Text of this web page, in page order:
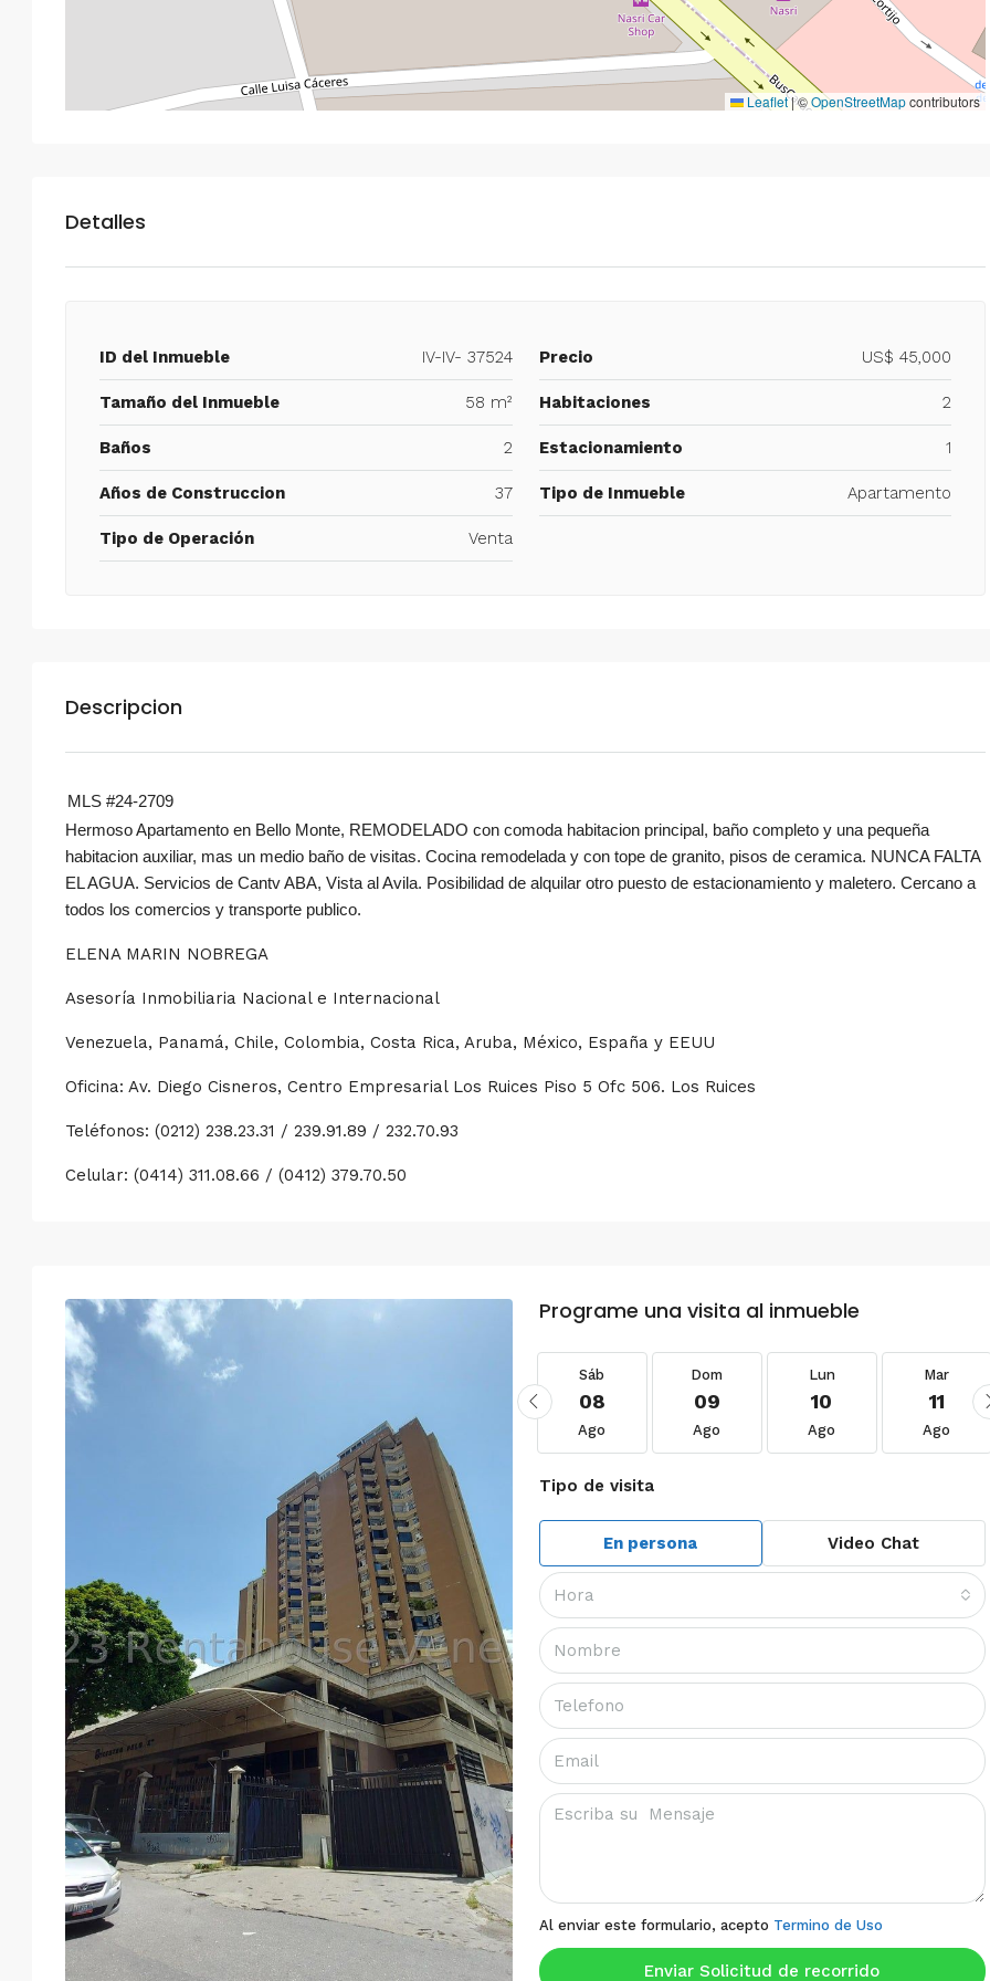
Leaflet|©OpenStreetMapcontributors
Detalles
ID del Inmueble IV-IV- 37524 Precio US$ 45,000
Tamaño del Inmueble 58 m² Habitaciones 2
Baños 2 Estacionamiento 1
Años de Construccion 37 Tipo de Inmueble Apartamento
Tipo de Operación Venta
Descripcion
MLS #24-2709
Hermoso Apartamento en Bello Monte, REMODELADO con comoda habitacion principal, baño completo y una pequeña
habitacion auxiliar, mas un medio baño de visitas. Cocina remodelada y con tope de granito, pisos de ceramica. NUNCA FALTA
EL AGUA. Servicios de Cantv ABA, Vista al Avila. Posibilidad de alquilar otro puesto de estacionamiento y maletero. Cercano a
todos los comercios y transporte publico.
ELENA MARIN NOBREGA
Asesoría Inmobiliaria Nacional e Internacional
Venezuela, Panamá, Chile, Colombia, Costa Rica, Aruba, México, España y EEUU
Oficina: Av. Diego Cisneros, Centro Empresarial Los Ruices Piso 5 Ofc 506. Los Ruices
Teléfonos: (0212) 238.23.31 / 239.91.89 / 232.70.93
Celular: (0414) 311.08.66 / (0412) 379.70.50
Programe una visita al inmueble
Jue
Ago
Sáb
08
Ago
Dom
09
Ago
Lun
10
Ago
Mar
11
Ago
Tipo de visita
En persona Video Chat
Hora
Al enviar este formulario, acepto Termino de Uso
Enviar Solicitud de recorrido